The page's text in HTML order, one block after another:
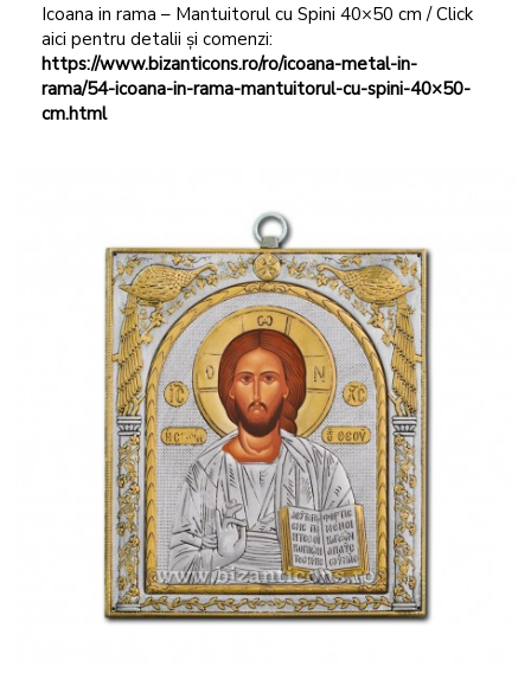
Icoana in rama – Mantuitorul cu Spini 40×50 cm / Click
aici pentru detalii și comenzi:
https://www.bizanticons.ro/ro/icoana-metal-in-
rama/54-icoana-in-rama-mantuitorul-cu-spini-40×50-
cm.html